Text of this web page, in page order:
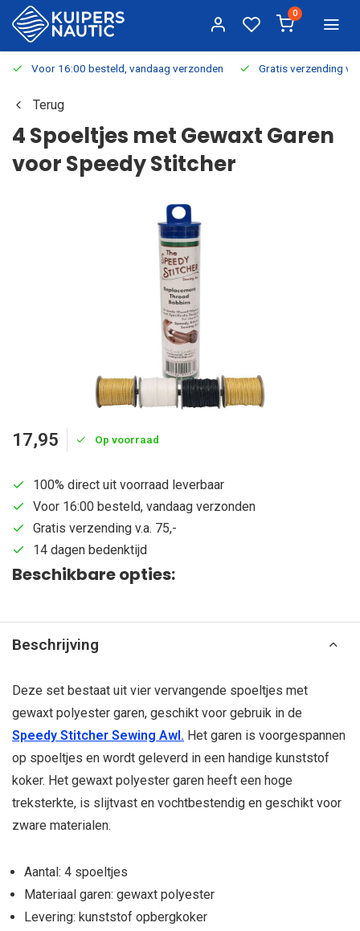
0
Voor 16:00 besteld, vandaag verzonden Gratis verzending
Terug
4 Spoeltjes met Gewaxt Garen
voor Speedy Stitcher
17,95 Op voorraad
100% direct uit voorraad leverbaar
Voor 16:00 besteld, vandaag verzonden
Gratis verzending v.a. 75,-
14 dagen bedenktijd
Beschikbare opties:
Beschrijving
Deze set bestaat uit vier vervangende spoeltjes met
gewaxt polyester garen, geschikt voor gebruik in de
Speedy Stitcher Sewing Awl. Het garen is voorgespannen
op spoeltjes en wordt geleverd in een handige kunststof
koker. Het gewaxt polyester garen heeft een hoge
treksterkte, is slijtvast en vochtbestendig en geschikt voor
zware materialen.
Aantal: 4 spoeltjes
Materiaal garen: gewaxt polyester
Levering: kunststof opbergkoker